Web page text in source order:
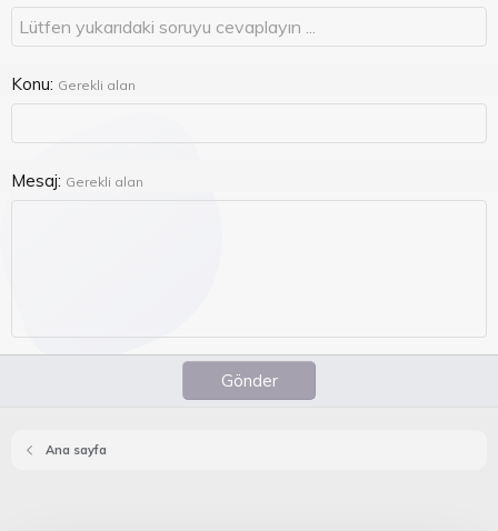
Konu Gerekli alan
Mesaj Gerekli alan
Gönder
Ana sayfa